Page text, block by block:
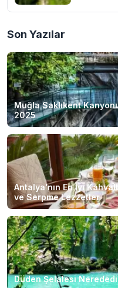
Son Yazılar
Muğla Saklıkent
2025
Antalya'nın En İyi
ve Serpme Lezzetler
Düden Şelalesi